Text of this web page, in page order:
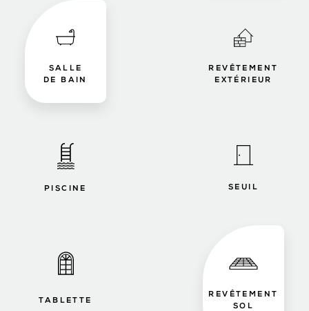
SALLE
DE BAIN
REVÊTEMENT
EXTÉRIEUR
PISCINE SEUIL
TABLETTE
REVÊTEMENT
SOL